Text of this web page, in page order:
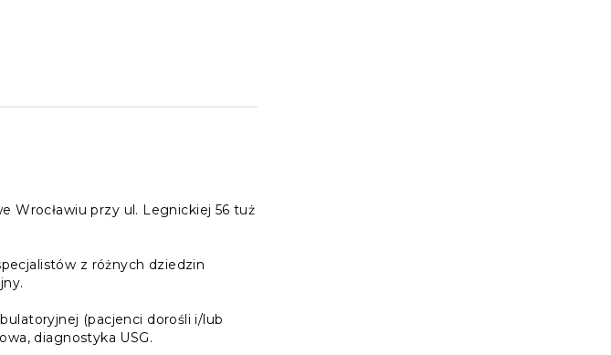
Wrocławiu przy ul. Legnickiej 56 tuż
z różnych dziedzin
(pacjenci dorośli i/lub
diagnostyka USG.